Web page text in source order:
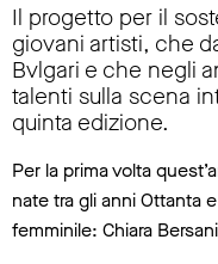
Il progetto per il
giovani artisti, che
Bvlgari e che negli
talenti sulla scena
quinta edizione.
Per la prima volta
nate tra gli anni Ottanta
femminile: Chiara